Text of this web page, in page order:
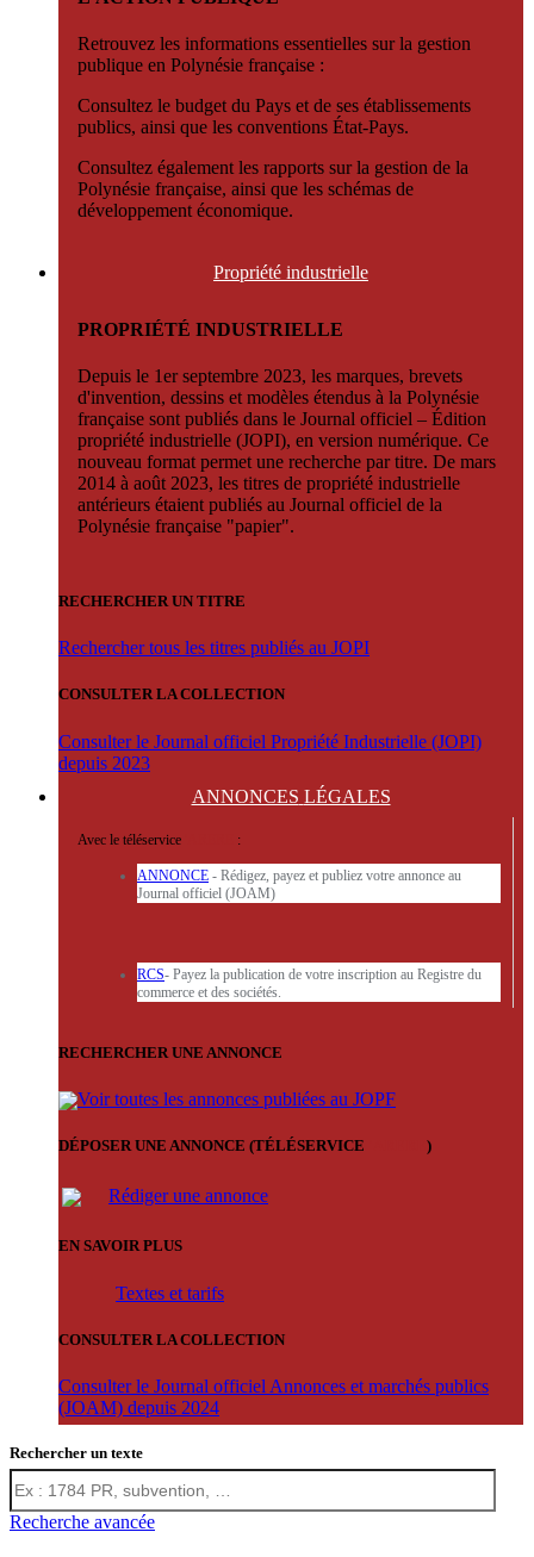
Retrouvez les informations essentielles sur la gestion
publique en Polynésie française :
Consultez le budget du Pays et de ses établissements
publics, ainsi que les conventions État-Pays.
Consultez également les rapports sur la gestion de la
Polynésie française, ainsi que les schémas de
développement économique.
Propriété industrielle
PROPRIÉTÉ INDUSTRIELLE
Depuis le 1er septembre 2023, les marques, brevets
d'invention, dessins et modèles étendus à la Polynésie
française sont publiés dans le Journal officiel – Édition
propriété industrielle (JOPI), en version numérique. Ce
nouveau format permet une recherche par titre. De mars
2014 à août 2023, les titres de propriété industrielle
antérieurs étaient publiés au Journal officiel de la
Polynésie française "papier".
RECHERCHER UN TITRE
Rechercher tous les titres publiés au JOPI
CONSULTER LA COLLECTION
Consulter le Journal officiel Propriété Industrielle (JOPI)
depuis 2023
ANNONCES LÉGALES
Avec le téléservice :
ANNONCE - Rédigez, payez et publiez votre annonce au
Journal officiel (JOAM)
RCS- Payez la publication de votre inscription au Registre du
commerce et des sociétés.
RECHERCHER UNE ANNONCE
Voir toutes les annonces publiées au JOPF
DÉPOSER UNE ANNONCE (TÉLÉSERVICE )
Rédiger une annonce
EN SAVOIR PLUS
Textes et tarifs
CONSULTER LA COLLECTION
Consulter le Journal officiel Annonces et marchés publics
(JOAM) depuis 2024
Rechercher un texte
Recherche avancée